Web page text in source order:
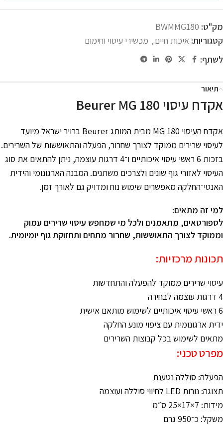
מק"ט: BWMMG180
קטגוריות: איכות חיים, מכשירי עיסוי וחימום
לשתף:
תיאור
אקדח עיסוי Beurer MG 180
אקדח העיסוי MG 180 מבית המותג Beurer ברויר ישראל
מיועד
לעיסוי שרירים ממוקד לצורך שחרור, הפעלה והתאוששות של השרירים.
בזכות 6 ראשי עיסוי איכותיים ו־4 דרגות עוצמה, ניתן להתאים את סוג
העיסוי לאזורי גוף שונים ולצרכים משתנים. המבנה הארגונומי והידית
האנטי־החלקה מאפשרים שימוש נוח ומדויק גם לאורך זמן.
למי זה מתאים:
לספורטאים, מתאמנים ולכל מי שמחפש עיסוי שרירים עמוק
וממוקד לצורך התאוששות, שחרור מתחים ותחזוקת גוף יומיומית.
תכונות מרכזיות:
עיסוי שרירים ממוקד להפעלה והתחדשות
4 דרגות עוצמה לבחירה
6 ראשי עיסוי איכותיים לשימוש מותאם אישית
ידית ארגונומית עם ציפוי מונע החלקה
מתאים לשימוש בכל קבוצות השרירים
מפרט טכני:
הפעלה: סוללה נטענת
תצוגה: נורות LED לחיווי סוללה ועוצמה
מידות: ‎25×17×7 ס״מ
משקל: כ־950 גרם